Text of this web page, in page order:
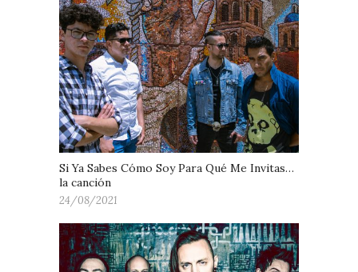
Si Ya Sabes Cómo Soy Para Qué Me Invitas…
la canción
24/08/2021